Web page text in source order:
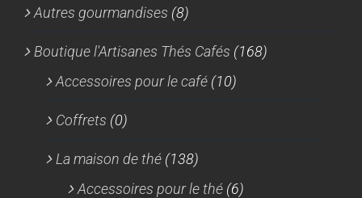
Autres gourmandises (8)
Boutique l'Artisanes Thés Cafés (168)
Accessoires pour le café (10)
Coffrets (0)
La maison de thé (138)
Accessoires pour le thé (6)